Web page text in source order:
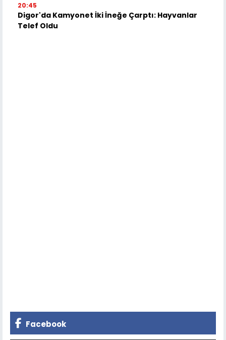
20:45
Digor'da Kamyonet İki İneğe Çarptı: Hayvanlar
Telef Oldu
Facebook